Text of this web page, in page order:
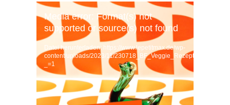
Video-
Player
Media error: Format(s) not
supported or source(s) not found
Datei herunterladen: https://www.lepetitmax.de/wp-
content/uploads/2023/11/
_=1